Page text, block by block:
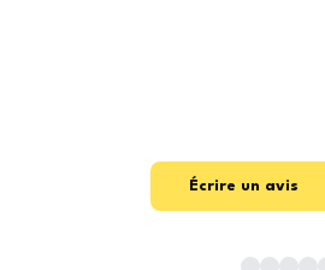
Écrire un avis